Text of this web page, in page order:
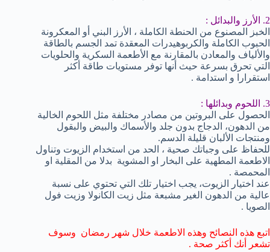
2. الأرز والبدائل :
الخبز المصنوع من الحنطة الكاملة ، الأرز البني أو المعكرونة
الحبوب الكاملة والكربوهيدرات المعقدة تمد الجسم بالطاقة
والألياف والمعادن بالمقارنة مع الأطعمة السكرية والحلويات
التي تحرق بسرعة حيث أنها توفر مستويات طاقة أكثر
استقرارا و استدامة .
3. اللحوم وبدائلها :
الحصول على البروتين من مصادر مختلفة مثل اللحوم الخالية
من الدهون، الدجاج بدون جلد والأسماك والبيض والبقول
ومنتجات الألبان قليلة الدسم.
للحفاظ على وجباتك صحية ، الحد من استخدام الزيوت وتناول
الاطعمة المطهية على البخار او المشوية بدلا من المقلية او
المحمصة .
عند اختيار الزيوت، يجب اختيار تلك التي تحتوي على نسبة
عالية من الدهون الغير مشبعة مثل زيت الكانولا وزيت فول
الصويا .
اتبع هذه النصائح وهذه الاطعمة خلال شهر رمضان وسوف
تشعر أنك أكثر صحة .